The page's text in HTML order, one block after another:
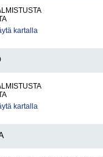
kartalla
kartalla